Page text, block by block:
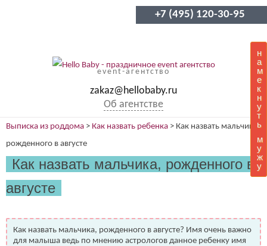
+7 (495) 120-30-95
event-агентство
zakaz@hellobaby.ru
Об агентстве
н
а
м
е
к
н
у
т
ь
м
у
ж
у
Выписка из роддома > Как назвать ребенка > Как назвать мальчика,
рожденного в августе
Как назвать мальчика, рожденного в
августе
Как назвать мальчика, рожденного в августе? Имя очень важно
для малыша ведь по мнению астрологов данное ребенку имя